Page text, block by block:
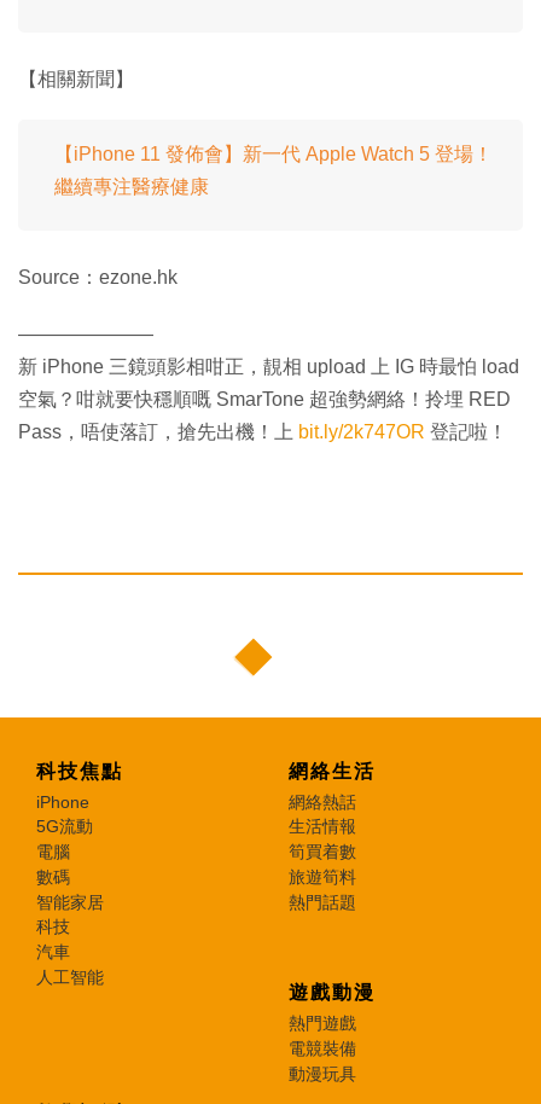
【相關新聞】
【iPhone 11 發佈會】新一代 Apple Watch 5 登場！
繼續專注醫療健康
Source：ezone.hk
———————
新 iPhone 三鏡頭影相咁正，靚相 upload 上 IG 時最怕 load
空氣？咁就要快穩順嘅 SmarTone 超強勢網絡！拎埋 RED
Pass，唔使落訂，搶先出機！上 bit.ly/2k747OR 登記啦！
科技焦點
iPhone
5G流動
電腦
數碼
智能家居
科技
汽車
人工智能
網絡生活
網絡熱話
生活情報
筍買着數
旅遊筍料
熱門話題
遊戲動漫
熱門遊戲
電競裝備
動漫玩具